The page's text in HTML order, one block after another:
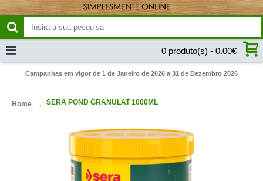
0 produto(s) - 0.00€
Campanhas em vigor de 1 de Janeiro de 2026 a 31 de Dezembro 2026
Home SERA POND GRANULAT 1000ML